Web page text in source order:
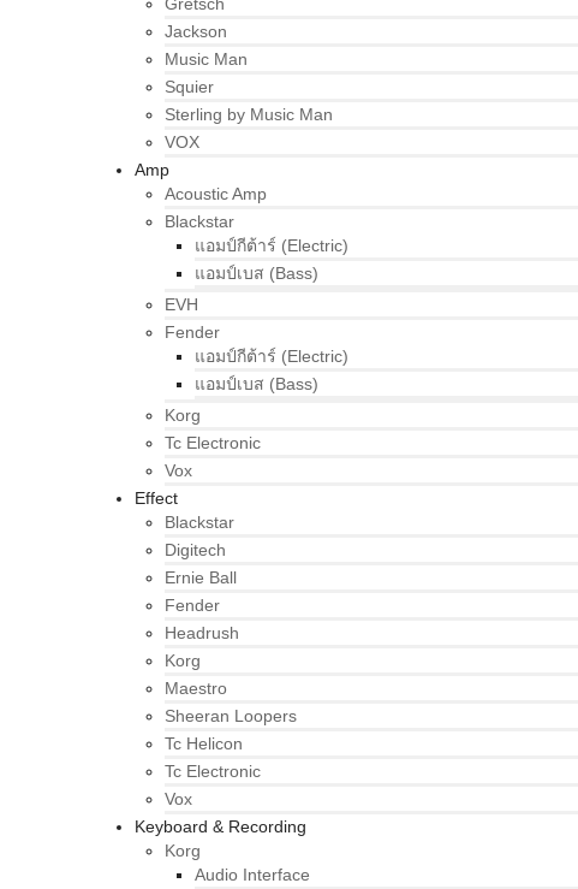
Jackson
Music Man
Squier
Sterling by Music Man
VOX
Amp
Acoustic Amp
Blackstar
แอมป์กีต้าร์ (Electric)
แอมป์เบส (Bass)
EVH
Fender
แอมป์กีต้าร์ (Electric)
แอมป์เบส (Bass)
Korg
Tc Electronic
Vox
Effect
Blackstar
Digitech
Ernie Ball
Fender
Headrush
Korg
Maestro
Sheeran Loopers
Tc Helicon
Tc Electronic
Vox
Keyboard & Recording
Korg
Audio Interface